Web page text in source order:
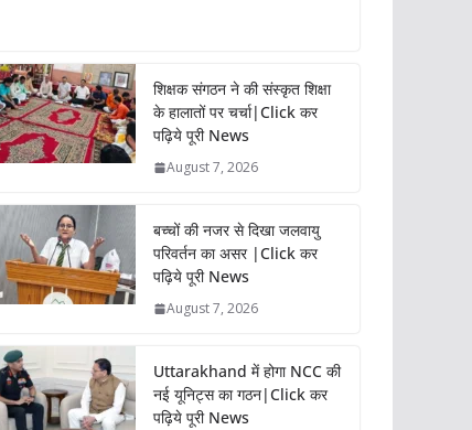
शिक्षक संगठन ने की संस्कृत शिक्षा
के हालातों पर चर्चा|Click कर
पढ़िये पूरी News
August 7, 2026
बच्चों की नजर से दिखा जलवायु
परिवर्तन का असर |Click कर
पढ़िये पूरी News
August 7, 2026
Uttarakhand में होगा NCC की
नई यूनिट्स का गठन|Click कर
पढ़िये पूरी News